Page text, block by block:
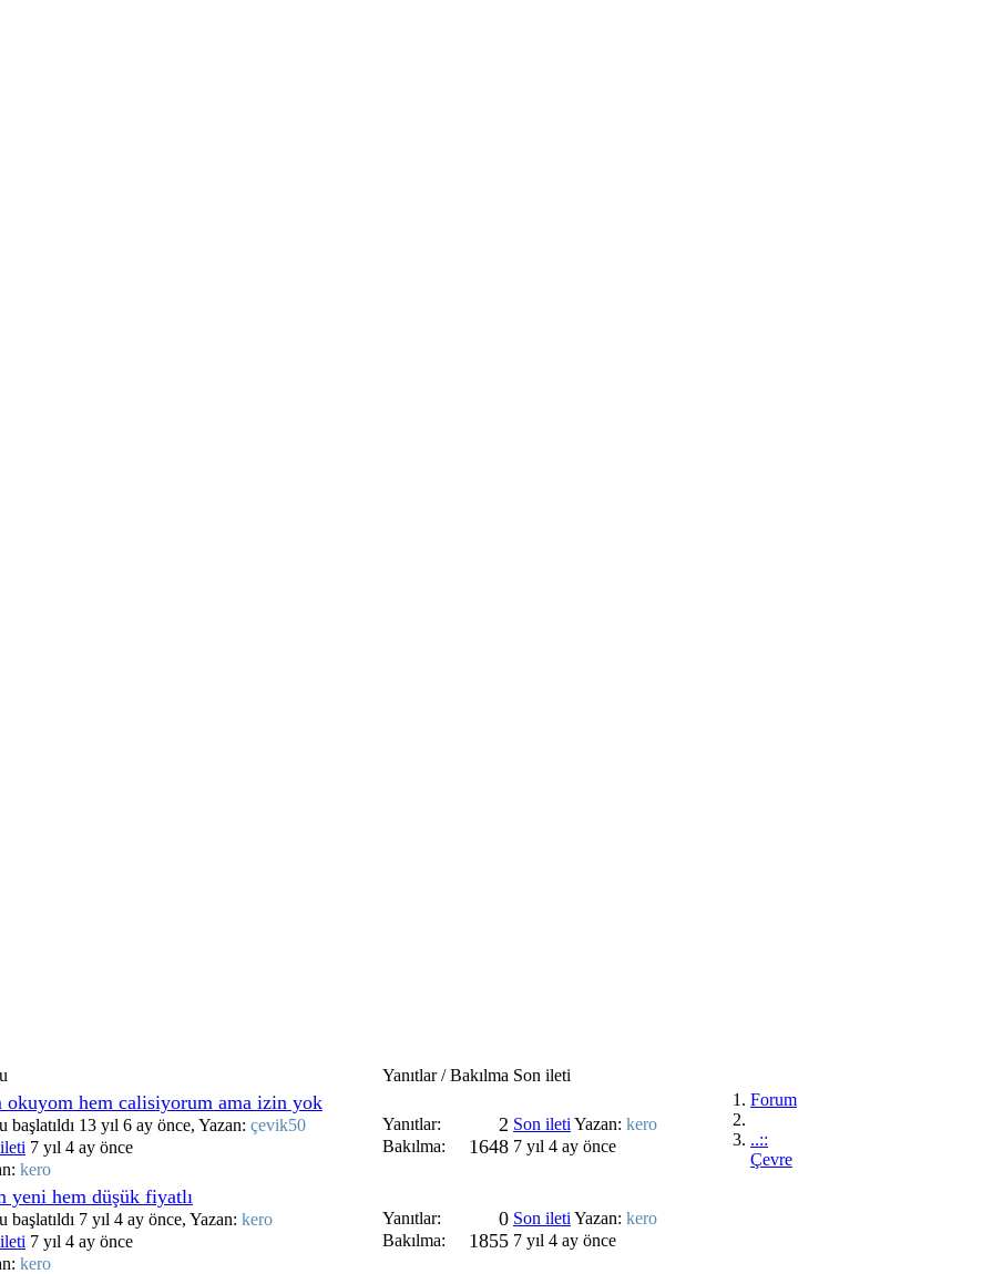
Yanıtlar / Bakılma Son ileti
okuyom hem calisiyorum ama izin yok
başlatıldı 13 yıl 6 ay önce, Yazan: çevik50
7 yıl 4 ay önce
kero
Yanıtlar: 2
Bakılma: 1648
Son ileti Yazan: kero
7 yıl 4 ay önce
yeni hem düşük fiyatlı
başlatıldı 7 yıl 4 ay önce, Yazan: kero
7 yıl 4 ay önce
kero
Yanıtlar: 0
Bakılma: 1855
Son ileti Yazan: kero
7 yıl 4 ay önce
Forum
..::
Çevre